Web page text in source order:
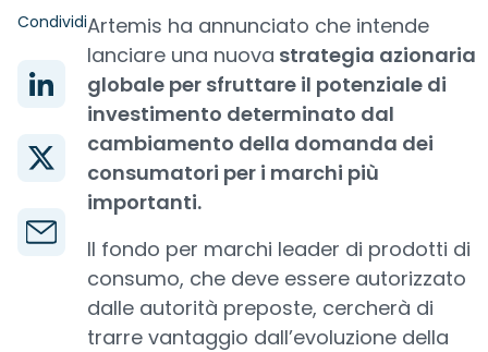
CondividiArtemis ha annunciato che intende
lanciare una nuova strategia azionaria
globale per sfruttare il potenziale di
investimento determinato dal
cambiamento della domanda dei
consumatori per i marchi più
importanti.
Il fondo per marchi leader di prodotti di
consumo, che deve essere autorizzato
dalle autorità preposte, cercherà di
trarre vantaggio dall’evoluzione della